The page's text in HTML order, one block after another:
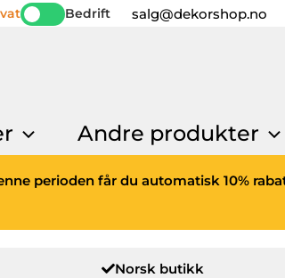
Bedrift salg@dekorshop.no
Andre produkter
perioden får du automatisk 10%
Norsk butikk